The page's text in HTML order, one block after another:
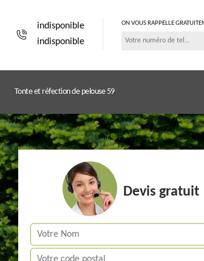
indisponible
indisponible
ON VOUS RAPPELLE
Tonte et réfection de pelouse 59
Devis gratuit